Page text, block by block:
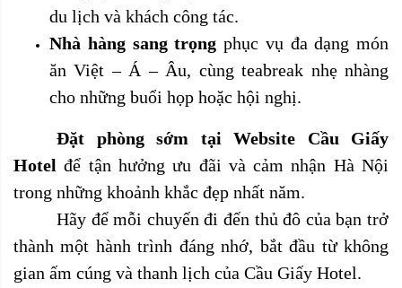
du lịch và khách công tác.
Nhà hàng sang trọng phục vụ đa dạng món
ăn Việt – Á – Âu, cùng teabreak nhẹ nhàng
cho những buổi họp hoặc hội nghị.
Đặt phòng sớm tại Website Cầu Giấy
Hotel để tận hưởngưu đãi và cảm nhận Hà Nội
trong những khoảnh khắc đẹp nhất năm.
Hãy để mỗi chuyến đi đến thủ đô của bạn trở
thành một hành trình đáng nhớ, bắt đầu từ không
gian ấm cúng và thanh lịch của Cầu Giấy Hotel.